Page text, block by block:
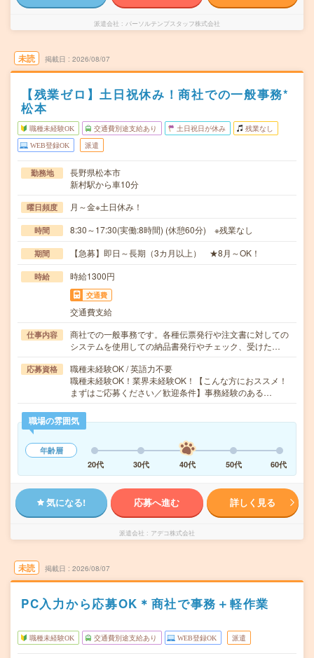
派遣会社 パーソルテンプスタッフ株式会社
未読 掲載日 2026/08/07
【残業ゼロ】土日祝休み！商社での一般事務*
松本
職種未経験OK 交通費別途支給あり 土日祝日が休み 残業なし
WEB登録OK 派遣
勤務地
長野県松本市
新村駅から車10分
曜日頻度 月～金※土日休み！
時間 8:30～17:30(実働:8時間) (休憩60分) ※残業なし
期間 【急募】即日～長期（3カ月以上） ★8月～OK！
時給 時給1300円
交通費
交通費支給
仕事内容
商社での一般事務です。各種伝票発行や注文書に対しての
システムを使用しての納品書発行やチェック、受けた…
応募資格
職種未経験OK / 英語力不要
職種未経験OK！業界未経験OK！【こんな方におススメ！
まずはご応募ください／歓迎条件】事務経験のある…
職場の雰囲気
年齢層
20代
30代 40代 50代 60代
気になる! 応募へ進む 詳しく見る
派遣会社 アデコ株式会社
未読 掲載日 2026/08/07
PC入力から応募OK＊商社で事務＋軽作業
職種未経験OK 交通費別途支給あり WEB登録OK 派遣